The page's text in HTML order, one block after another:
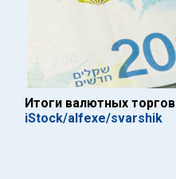
Итоги валютных
iStock/alfexe/svarshik